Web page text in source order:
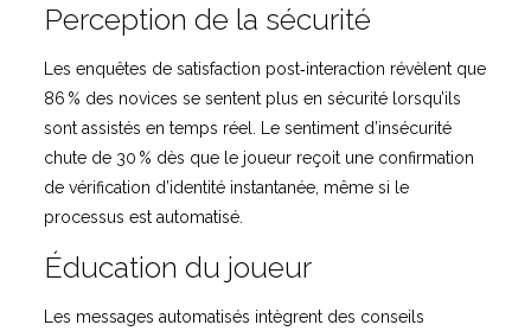
Perception de la sécurité
Les enquêtes de satisfaction post‑interaction révèlent que
86 % des novices se sentent plus en sécurité lorsqu’ils
sont assistés en temps réel. Le sentiment d’insécurité
chute de 30 % dès que le joueur reçoit une confirmation
de vérification d’identité instantanée, même si le
processus est automatisé.
Éducation du joueur
Les messages automatisés intègrent des conseils